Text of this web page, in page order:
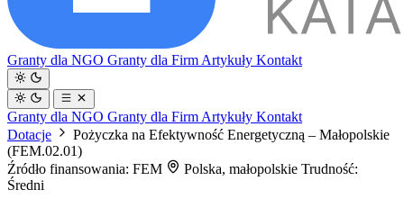
Granty dla NGO Granty dla Firm Artykuły Kontakt
Granty dla NGO Granty dla Firm Artykuły Kontakt
Dotacje
Pożyczka na Efektywność Energetyczną – Małopolskie
(FEM.02.01)
Źródło finansowania: FEM
Polska, małopolskie Trudność:
Średni